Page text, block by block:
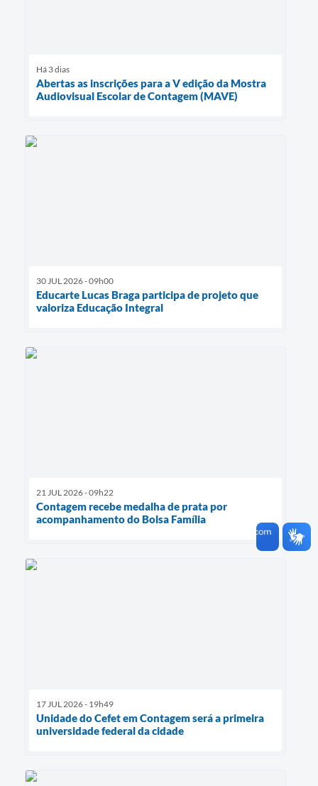
Há 3 dias
Abertas as inscrições para a V edição da Mostra
Audiovisual Escolar de Contagem (MAVE)
30 JUL 2026 - 09h00
Educarte Lucas Braga participa de projeto que
valoriza Educação Integral
21 JUL 2026 - 09h22
Contagem recebe medalha de prata por
acompanhamento do Bolsa Família
17 JUL 2026 - 19h49
Unidade do Cefet em Contagem será a primeira
universidade federal da cidade